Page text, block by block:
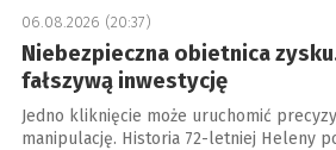
06.08.2026 (20:37)
Niebezpieczna obietnica
fałszywą inwestycję
Jedno kliknięcie może uruchomić
manipulację. Historia 72-letniej Heleny